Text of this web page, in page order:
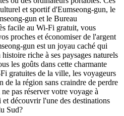
et sportif d'Eumseong-gun, le
gun et le Bureau
facile au Wi-Fi gratuit, vous
proches et économiser de l'argent
gun est un joyau caché qui
riche à ses paysages naturels
les goûts dans cette charmante
gratuites de la ville, les voyageurs
la région sans craindre de perdre
pas réserver votre voyage à
découvrir l'une des destinations
Sud?